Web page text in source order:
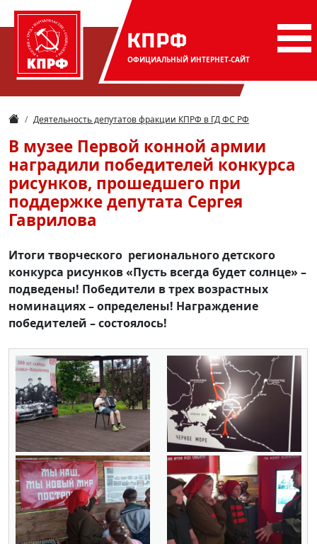
КПРФ
ОФИЦИАЛЬНЫЙ ИНТЕРНЕТ-САЙТ
Деятельность депутатов фракции КПРФ в ГД ФС РФ
В музее Первой конной армии
наградили победителей конкурса
рисунков, прошедшего при
поддержке депутата Сергея
Гаврилова
Итоги творческого регионального детского
конкурса рисунков «Пусть всегда будет солнце» –
подведены! Победители в трех возрастных
номинациях – определены! Награждение
победителей – состоялось!